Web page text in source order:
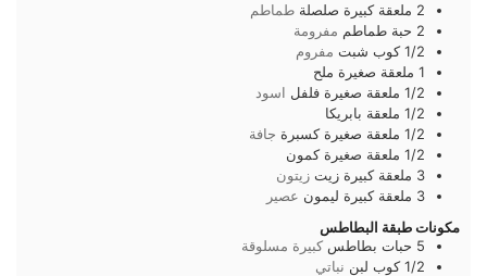
2 ملعقة كبيرة صلصلة طماطم
2 حبة طماطم مفرومة
1/2 كوب شبت مفروم
1 ملعقة صغيرة ملح
1/2 ملعقة صغيرة فلفل اسود
1/2 ملعقة بابريكا
1/2 ملعقة صغيرة كسبرة جافة
1/2 ملعقة صغيرة كمون
3 ملعقة كبيرة زيت زيتون
3 ملعقة كبيرة ليمون عصير
مكونات طبقة البطاطس
5 حبات بطاطس كبيرة مسلوقة
1/2 كوب لبن نباتي